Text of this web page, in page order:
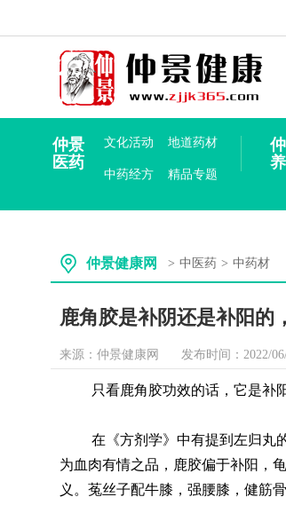
仲景
医药
文化活动 地道药材
中药经方 精品专题
仲景健康网 > 中医药 > 中药材
鹿角胶是补阴还是补阳的
来源：仲景健康网 发布时间：2022/
只看鹿角胶功效的话，它是补
在《方剂学》中有提到左归丸
为血肉有情之品，鹿胶偏于补阳，
义。菟丝子配牛膝，强腰膝，健筋